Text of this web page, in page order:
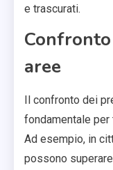
e trascurati.
aree
Il confronto dei
fondamentale per
Ad esempio, in
possono